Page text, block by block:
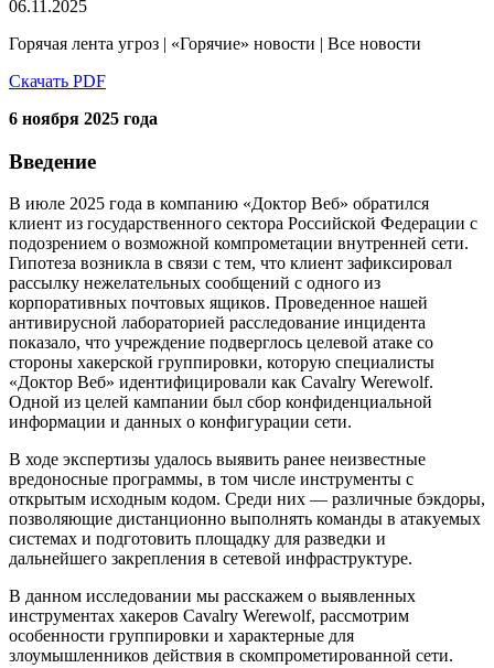
06.11.2025
Горячая лента угроз | «Горячие» новости | Все новости
Скачать PDF
6 ноября 2025 года
Введение
В июле 2025 года в компанию «Доктор Веб» обратился
клиент из государственного сектора Российской Федерации с
подозрением о возможной компрометации внутренней сети.
Гипотеза возникла в связи с тем, что клиент зафиксировал
рассылку нежелательных сообщений с одного из
корпоративных почтовых ящиков. Проведенное нашей
антивирусной лабораторией расследование инцидента
показало, что учреждение подверглось целевой атаке со
стороны хакерской группировки, которую специалисты
«Доктор Веб» идентифицировали как Cavalry Werewolf.
Одной из целей кампании был сбор конфиденциальной
информации и данных о конфигурации сети.
В ходе экспертизы удалось выявить ранее неизвестные
вредоносные программы, в том числе инструменты с
открытым исходным кодом. Среди них — различные бэкдоры,
позволяющие дистанционно выполнять команды в атакуемых
системах и подготовить площадку для разведки и
дальнейшего закрепления в сетевой инфраструктуре.
В данном исследовании мы расскажем о выявленных
инструментах хакеров Cavalry Werewolf, рассмотрим
особенности группировки и характерные для
злоумышленников действия в скомпрометированной сети.